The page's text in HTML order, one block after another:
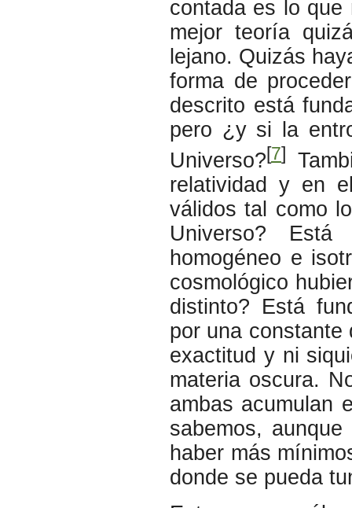
contada es lo que
mejor teoría
lejano. Quizás
forma de
descrito está
pero ¿y si la
Universo?[7]
relatividad y en
válidos tal como
Universo?
homogéneo e
cosmológico
distinto? Está
por una constante
exactitud y ni
materia oscura.
ambas acumulan
sabemos,
haber más
donde se pueda